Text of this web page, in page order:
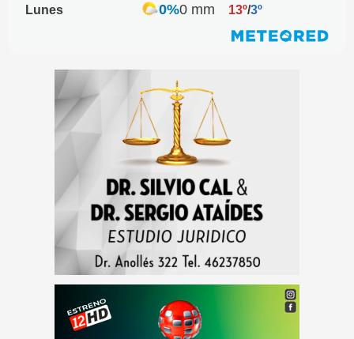
Lunes
0%0 mm 13º/3º